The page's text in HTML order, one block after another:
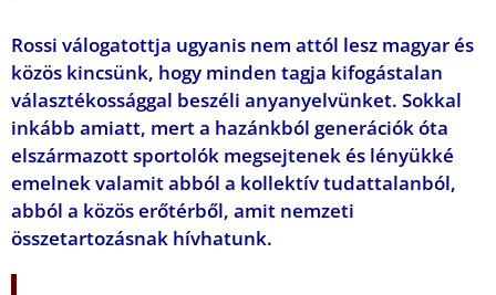
Rossi válogatottja ugyanis nem attól lesz magyar és
közös kincsünk, hogy minden tagja kifogástalan
választékossággal beszéli anyanyelvünket. Sokkal
inkább amiatt, mert a hazánkból generációk óta
elszármazott sportolók megsejtenek és lényükké
emelnek valamit abból a kollektív tudattalanból,
abból a közös erőtérből, amit nemzeti
összetartozásnak hívhatunk.